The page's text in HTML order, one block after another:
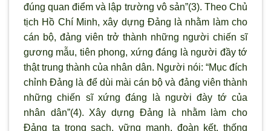
đúng quan điểm và lập trường vô sản”(3). Theo Chủ
tịch Hồ Chí Minh, xây dựng Đảng là nhằm làm cho
cán bộ, đảng viên trở thành những người chiến sĩ
gương mẫu, tiên phong, xứng đáng là người đầy tớ
thật trung thành của nhân dân. Người nói: “Mục đích
chỉnh Đảng là để dùi mài cán bộ và đảng viên thành
những chiến sĩ xứng đáng là người đày tớ của
nhân dân”(4). Xây dựng Đảng là nhằm làm cho
Đảng ta trong sạch, vững mạnh, đoàn kết, thống